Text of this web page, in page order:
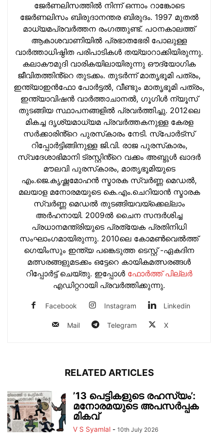
ജേര്‍ണലിസത്തില്‍ നിന്ന് ഒന്നാം റാങ്കോടെ
ജേര്‍ണലിസം ബിരുദാനന്തര ബിരുദം. 1997 മുതല്‍
മാധ്യമപ്രവര്‍ത്തന രംഗത്തുണ്ട്. പഠനകാലത്ത്
ആകാശവാണിയില്‍ പ്രഭാതഭേരി പോലുള്ള
വാര്‍ത്താധിഷ്ഠിത പരിപാടികള്‍ തയ്യാറാക്കിയിരുന്നു.
കലാകൗമുദി വാരികയിലായിരുന്നു ഔദ്യോഗിക
ജീവിതത്തിൻ്റെ തുടക്കം. തുടര്‍ന്ന് മാതൃഭൂമി പത്രം,
ഇന്ത്യാഇന്‍ഫോ പോർട്ടൽ, വീണ്ടും മാതൃഭൂമി പത്രം,
ഇന്ത്യാവിഷന്‍ വാർത്താചാനൽ, ഗൂഗിൾ ന്യൂസ്
തുടങ്ങിയ സ്ഥാപനങ്ങളില്‍ പ്രവര്‍ത്തിച്ചു. 2012ലെ
മികച്ച ദൃശ്യമാധ്യമ പ്രവര്‍ത്തകനുള്ള കേരള
സർക്കാരിൻ്റെ പുരസ്‌കാരം നേടി. സ്പോർട്സ്
റിപ്പോർട്ടിങ്ങിനുള്ള ജി.വി. രാജ പുരസ്‌കാരം,
സ്വദേശാഭിമാനി ട്രസ്റ്റിൻ്റെ വക്കം അബ്ദുള്‍ ഖാദര്‍
മൗലവി പുരസ്‌കാരം, മാതൃഭൂമിയുടെ
എം.ജെ.കൃഷ്ണമോഹന്‍ സ്മാരക സ്വര്‍ണ്ണ മെഡല്‍,
മലയാള മനോരമയുടെ കെ.എം.ചെറിയാന്‍ സ്മാരക
സ്വര്‍ണ്ണ മെഡല്‍ തുടങ്ങിയവയ്‌ക്കെല്ലാം
അര്‍ഹനായി. 2009ല്‍ ചൈന സന്ദര്‍ശിച്ച
പ്രധാനമന്ത്രിയുടെ പ്രത്യേക പ്രതിനിധി
സംഘാംഗമായിരുന്നു. 2010ലെ കോമണ്‍വെല്‍ത്ത്
ഗെയിംസും ഇന്ത്യ പങ്കെടുത്ത ടെസ്റ്റ് -ഏകദിന
മത്സരങ്ങളുമടക്കം ഒട്ടേറെ കായികമത്സരങ്ങള്‍
റിപ്പോര്‍ട്ട് ചെയ്തു. ഇപ്പോള്‍ ഫോ‍ർത്ത് പില്ല‍ർ
എഡിറ്ററായി പ്രവ‍ർത്തിക്കുന്നു.
Facebook Instagram Linkedin
Mail Telegram X
RELATED ARTICLES
’13 പെട്ടികളുടെ രഹസ്യം’:
മനോരമയുടെ അപസ‍‌ർപ്പക
മികവ്
V S Syamlal - 10th July 2026